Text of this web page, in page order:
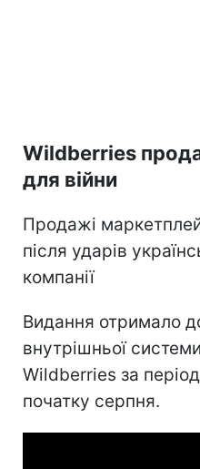
Wildberries
для війни
Продажі
після ударів
компанії
Видання отримало
внутрішньої
Wildberries за
початку серпня.